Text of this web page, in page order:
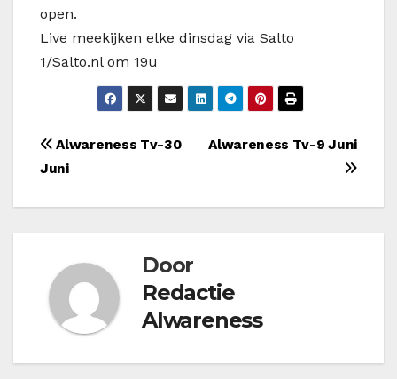
open.
Live meekijken elke dinsdag via Salto
1/Salto.nl om 19u
Bericht
Alwareness Tv-9 Juni
Alwareness Tv-30
Juni
Door
Redactie
Alwareness